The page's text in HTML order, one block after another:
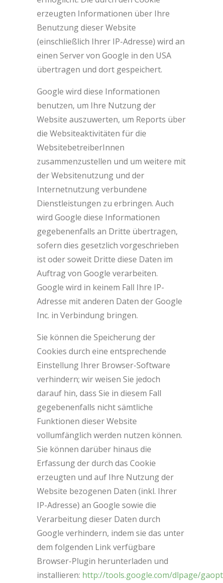
erzeugten Informationen über Ihre
Benutzung dieser Website
(einschließlich Ihrer IP-Adresse) wird an
einen Server von Google in den USA
übertragen und dort gespeichert.
Google wird diese Informationen
benutzen, um Ihre Nutzung der
Website auszuwerten, um Reports über
die Websiteaktivitäten für die
WebsitebetreiberInnen
zusammenzustellen und um weitere mit
der Websitenutzung und der
Internetnutzung verbundene
Dienstleistungen zu erbringen. Auch
wird Google diese Informationen
gegebenenfalls an Dritte übertragen,
sofern dies gesetzlich vorgeschrieben
ist oder soweit Dritte diese Daten im
Auftrag von Google verarbeiten.
Google wird in keinem Fall Ihre IP-
Adresse mit anderen Daten der Google
Inc. in Verbindung bringen.
Sie können die Speicherung der
Cookies durch eine entsprechende
Einstellung Ihrer Browser-Software
verhindern; wir weisen Sie jedoch
darauf hin, dass Sie in diesem Fall
gegebenenfalls nicht sämtliche
Funktionen dieser Website
vollumfänglich werden nutzen können.
Sie können darüber hinaus die
Erfassung der durch das Cookie
erzeugten und auf Ihre Nutzung der
Website bezogenen Daten (inkl. Ihrer
IP-Adresse) an Google sowie die
Verarbeitung dieser Daten durch
Google verhindern, indem sie das unter
dem folgenden Link verfügbare
Browser-Plugin herunterladen und
installieren: http://tools.google.com/dlpage/